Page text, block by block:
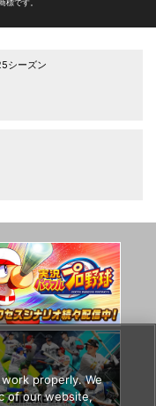
シーズン
properly. We
of our website,